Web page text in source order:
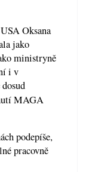
Oksana
jako
ministryně
i v
MAGA
podepíše,
pracovně